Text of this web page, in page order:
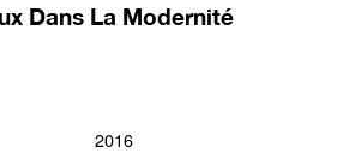
Dans La Modernité
2016